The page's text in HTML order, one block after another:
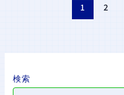
1 2
検索